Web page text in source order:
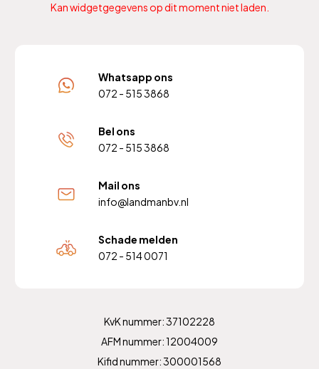
Kan widgetgegevens op dit moment niet laden.
Whatsapp ons
072 - 515 3868
Bel ons
072 - 515 3868
Mail ons
info@landmanbv.nl
Schade melden
072 - 514 0071
KvK nummer: 37102228
AFM nummer: 12004009
Kifid nummer: 300001568